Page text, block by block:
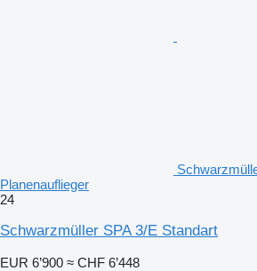
Planenauflieger
24
Schwarzmüller SPA 3/E Standart
EUR 6’900 ≈ CHF 6’448